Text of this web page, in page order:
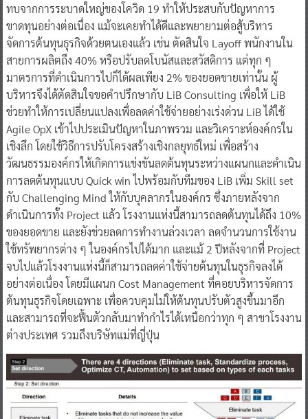
ทบจากการระบาดใหญ่ของโควิด 19 ทำให้ประสบกับปัญหาการ
ขาดทุนอย่างต่อเนื่อง แม้จะเคยทำได้ดีและพยายามต่อสู้บริหาร
จัดการต้นทุนธุรกิจด้วยตนเองแล้ว เช่น ตัดสินใจ Layoff พนักงานใน
สายการผลิตถึง 40% หรือปรับลดโบนัสและสวัสดิการ แต่ทุก ๆ
มาตรการที่ดำเนินการไปก็ได้ผลเพียง 2% ของยอดขายเท่านั้น ผู้
บริหารจึงได้ตัดสินใจขอคำปรึกษากับ LiB Consulting เพื่อให้ LiB
ช่วยทำให้การเปลี่ยนแปลงเพื่อลดค่าใช้จ่ายอย่างเร่งด่วน LiB ได้ใช้
Agile OpX เข้าไปประเมินปัญหาในภาพรวม และวิเคราะห์องค์กรใน
เชิงลึก โดยใช้วิธีการปรับโครงสร้างเชิงกลยุทธ์ใหม่ เพื่อสร้าง
วัฒนธรรมองค์กรให้เกิดการแข่งขันลดต้นทุนระหว่างแผนกและดำเนิน
การลดต้นทุนแบบ Quick win ไปพร้อมกับทีมของ LiB เพิ่ม Skill set
กับ Challenging Mind ให้กับบุคลากรในองค์กร ซึ่งภายหลังจาก
ดำเนินการทั้ง Project แล้ว โรงงานแห่งนี้สามารถลดต้นทุนได้ถึง 10%
ของยอดขาย และยังช่วยลดการทำงานล่วงเวลา ลดจำนวนการใช้งาน
ใช้ทรัพยากรต่าง ๆ ในองค์กรไปได้มาก และแม้ 2 ปีหลังจากที่ Project
จบไปแล้วโรงงานแห่งนี้ก็สามารถลดค่าใช้จ่ายต้นทุนในธุรกิจลงได้
อย่างต่อเนื่อง โดยมีแผนก Cost Management ที่คอยบริหารจัดการ
ต้นทุนธุรกิจโดยเฉพาะ เพื่อควบคุมไม่ให้ต้นทุนปรับตัวสูงขึ้นมาอีก
และสามารถที่จะฟื้นตัวกลับมาทำกำไรได้เหนือกว่าทุก ๆ สาขาโรงงาน
ต่างประเทศ รวมถึงบริษัทแม่ที่ญี่ปุ่น